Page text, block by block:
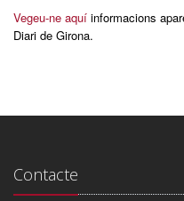
Vegeu-ne aquí informacions
Diari de Girona.
Contacte